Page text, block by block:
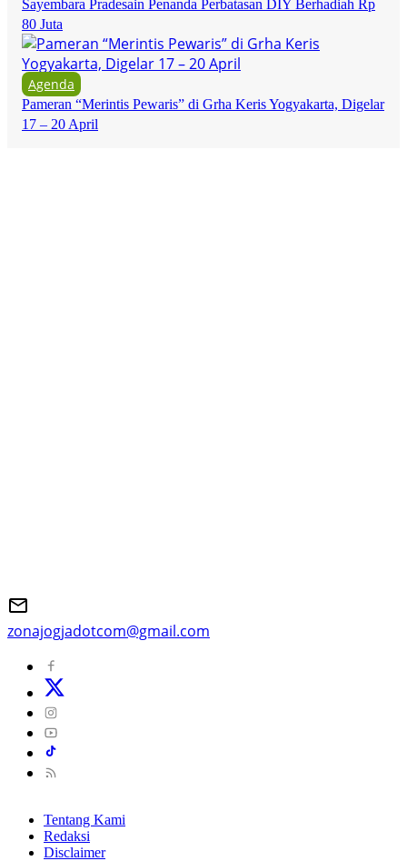
Sayembara Pradesain Penanda Perbatasan DIY Berhadiah Rp
80 Juta
Agenda
Pameran “Merintis Pewaris” di Grha Keris Yogyakarta, Digelar
17 – 20 April
zonajogjadotcom@gmail.com
Tentang Kami
Redaksi
Disclaimer